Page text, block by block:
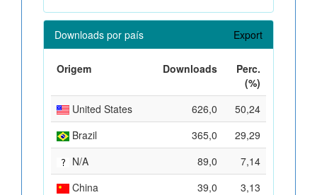
Downloads por país Export
Origem Downloads
Perc.
(%)
United States
626,0
50,24
Brazil
365,0
29,29
N/A
89,0
7,14
China
39,0
3,13